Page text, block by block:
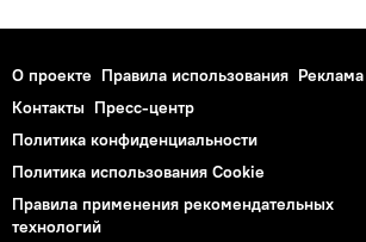
О проекте Правила использования Реклама
Контакты Пресс-центр
Политика конфиденциальности
Политика использования Cookie
Правила применения рекомендательных
технологий